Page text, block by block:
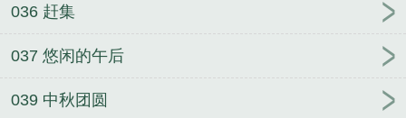
036 赶集
037 悠闲的午后
039 中秋团圆